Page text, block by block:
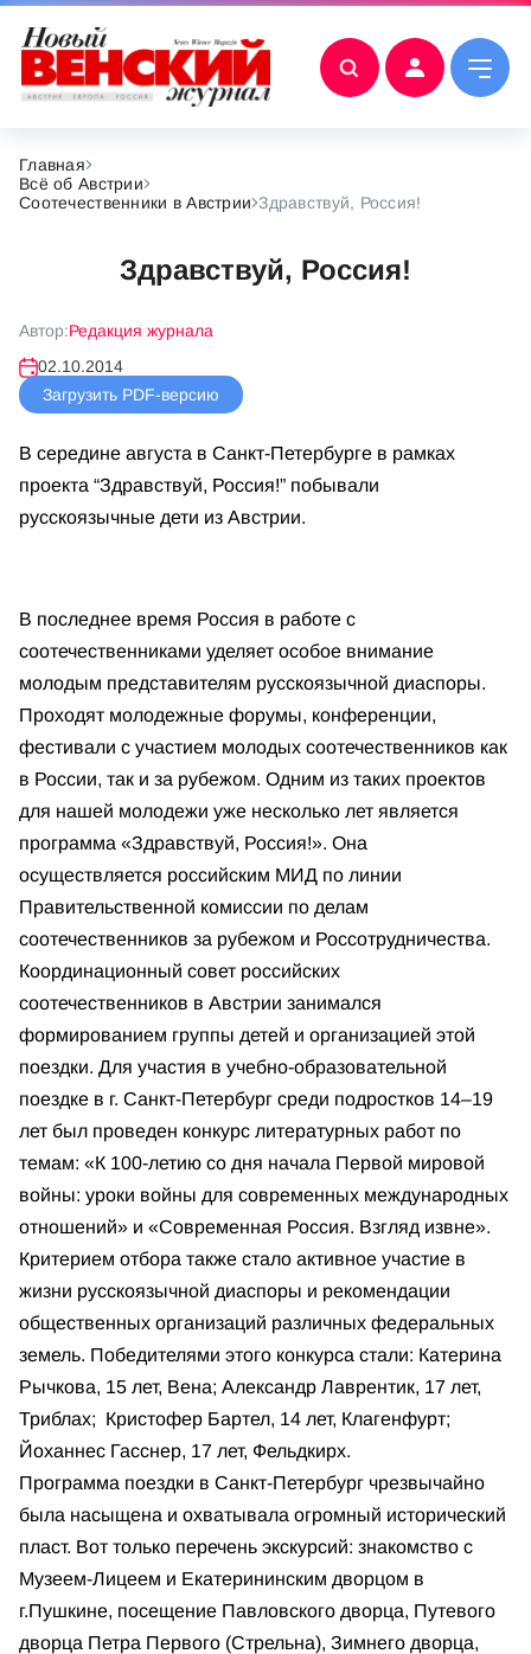
Главная
Всё об Австрии
Соотечественники в Австрии Здравствуй, Россия!
Здравствуй, Россия!
Автор:Редакция журнала
02.10.2014
Загрузить PDF-версию
В середине августа в Санкт-Петербурге в рамках
проекта “Здравствуй, Россия!” побывали
русскоязычные дети из Австрии.
В последнее время Россия в работе с
соотечественниками уделяет особое внимание
молодым представителям русскоязычной диаспоры.
Проходят молодежные форумы, конференции,
фестивали с участием молодых соотечественников как
в России, так и за рубежом. Одним из таких проектов
для нашей молодежи уже несколько лет является
программа «Здравствуй, Россия!». Она
осуществляется российским МИД по линии
Правительственной комиссии по делам
соотечественников за рубежом и Россотрудничества.
Координационный совет российских
соотечественников в Австрии занимался
формированием группы детей и организацией этой
поездки. Для участия в учебно-образовательной
поездке в г. Санкт-Петербург среди подростков 14–19
лет был проведен конкурс литературных работ по
темам: «К 100-летию со дня начала Первой мировой
войны: уроки войны для современных международных
отношений» и «Современная Россия. Взгляд извне».
Критерием отбора также стало активное участие в
жизни русскоязычной диаспоры и рекомендации
общественных организаций различных федеральных
земель. Победителями этого конкурса стали: Катерина
Рычкова, 15 лет, Вена; Александр Лаврентик, 17 лет,
Триблах; Кристофер Бартел, 14 лет, Клагенфурт;
Йоханнес Гасснер, 17 лет, Фельдкирх.
Программа поездки в Санкт-Петербург чрезвычайно
была насыщена и охватывала огромный исторический
пласт. Вот только перечень экскурсий: знакомство с
Музеем-Лицеем и Екатерининским дворцом в
г.Пушкине, посещение Павловского дворца, Путевого
дворца Петра Первого (Стрельна), Зимнего дворца,